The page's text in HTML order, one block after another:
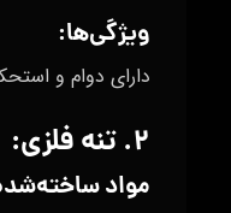
ویژگی‌ها:
دارای دوام و
۲. تنه فلزی:
مواد